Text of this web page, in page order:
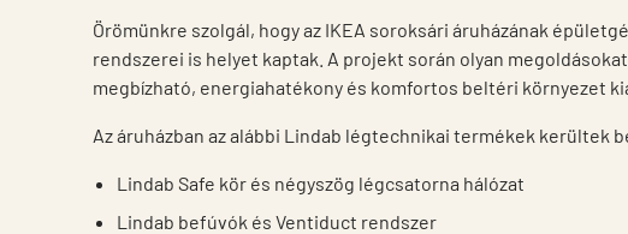
Örömünkre szolgál, hogy az IKEA soroksári áruházának
rendszerei is helyet kaptak. A projekt során olyan
megbízható, energiahatékony és komfortos beltéri környezet
Az áruházban az alábbi Lindab légtechnikai termékek kerültek
Lindab Safe kör és négyszög légcsatorna hálózat
Lindab befúvók és Ventiduct rendszer